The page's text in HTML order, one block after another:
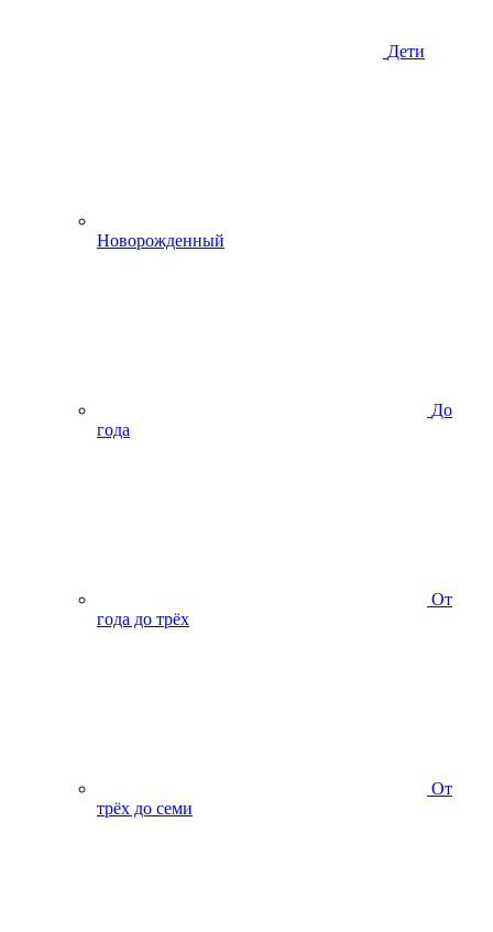
Дети
Новорожденный
До
года
От
года до трёх
От
трёх до семи